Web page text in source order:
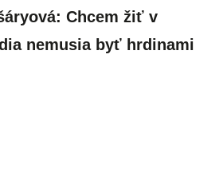
Chcem žiť v
nemusia byť hrdinami